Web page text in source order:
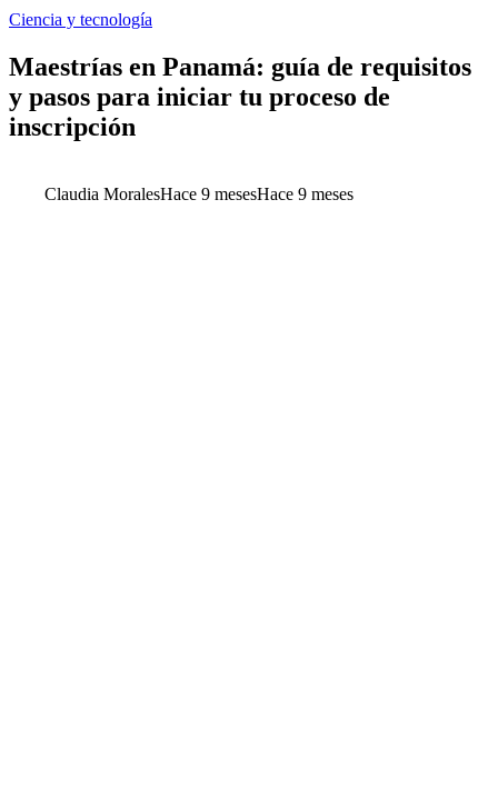
Ciencia y tecnología
Maestrías en Panamá: guía de requisitos
y pasos para iniciar tu proceso de
inscripción
Claudia MoralesHace 9 mesesHace 9 meses